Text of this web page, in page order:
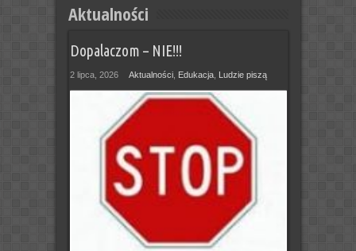
Aktualności
Dopalaczom – NIE!!!
2 lipca, 2026 Aktualności, Edukacja, Ludzie piszą